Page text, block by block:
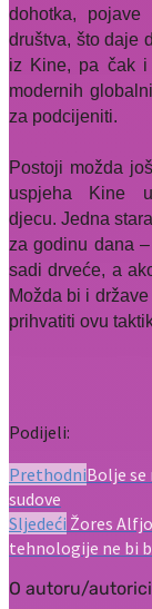
dohotka,
društva, što daje
iz Kine, pa čak
modernih
za podcijeniti.
Postoji možda
uspjeha Kine
djecu. Jedna
za godinu dana
sadi drveće, a
Možda bi i
prihvatiti ovu
Podijeli:
PrethodniBolje
sudove
Sljedeći Žores
tehnologije ne bi
O autoru/autorici